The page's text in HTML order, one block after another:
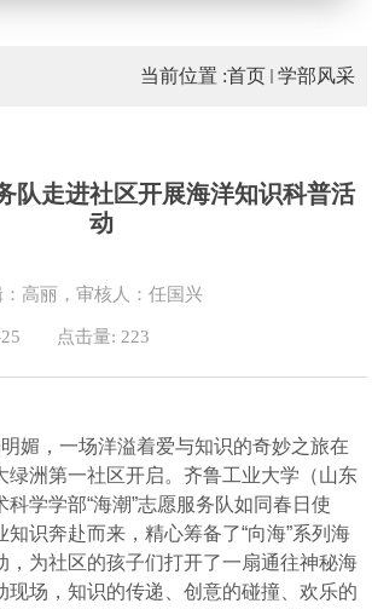
当前位置 :首页 学部风采
队走进社区开展海洋知识科普活
动
高丽，审核人：任国兴
点击量: 223
媚，一场洋溢着爱与知识的奇妙之旅在
绿洲第一社区开启。齐鲁工业大学（山东
学学部“海潮”志愿服务队如同春日使
知识奔赴而来，精心筹备了“向海”系列海
，为社区的孩子们打开了一扇通往神秘海
现场，知识的传递、创意的碰撞、欢乐的